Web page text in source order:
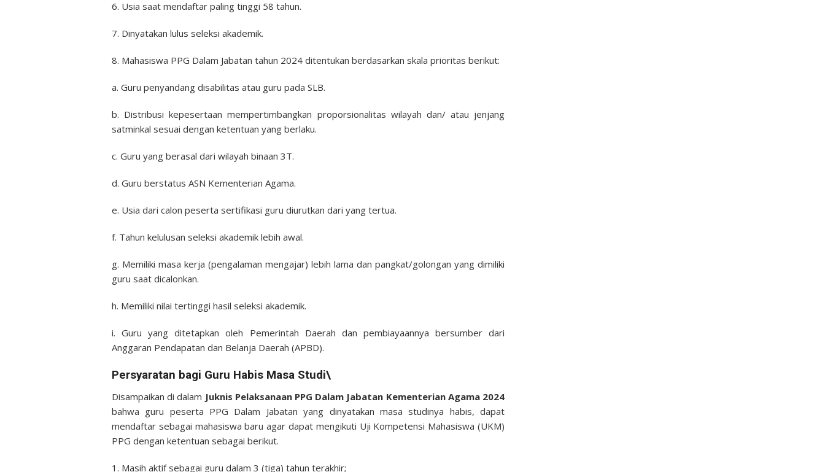
6. Usia saat mendaftar paling tinggi 58 tahun.
7. Dinyatakan lulus seleksi akademik.
8. Mahasiswa PPG Dalam Jabatan tahun 2024 ditentukan berdasarkan skala prioritas berikut:
a. Guru penyandang disabilitas atau guru pada SLB.
b. Distribusi kepesertaan mempertimbangkan proporsionalitas wilayah dan/ atau jenjang
satminkal sesuai dengan ketentuan yang berlaku.
c. Guru yang berasal dari wilayah binaan 3T.
d. Guru berstatus ASN Kementerian Agama.
e. Usia dari calon peserta sertifikasi guru diurutkan dari yang tertua.
f. Tahun kelulusan seleksi akademik lebih awal.
g. Memiliki masa kerja (pengalaman mengajar) lebih lama dan pangkat/golongan yang dimiliki
guru saat dicalonkan.
h. Memiliki nilai tertinggi hasil seleksi akademik.
i. Guru yang ditetapkan oleh Pemerintah Daerah dan pembiayaannya bersumber dari
Anggaran Pendapatan dan Belanja Daerah (APBD).
Persyaratan bagi Guru Habis Masa Studi\
Disampaikan di dalam Juknis Pelaksanaan PPG Dalam Jabatan Kementerian Agama 2024
bahwa guru peserta PPG Dalam Jabatan yang dinyatakan masa studinya habis, dapat
mendaftar sebagai mahasiswa baru agar dapat mengikuti Uji Kompetensi Mahasiswa (UKM)
PPG dengan ketentuan sebagai berikut.
1. Masih aktif sebagai guru dalam 3 (tiga) tahun terakhir;